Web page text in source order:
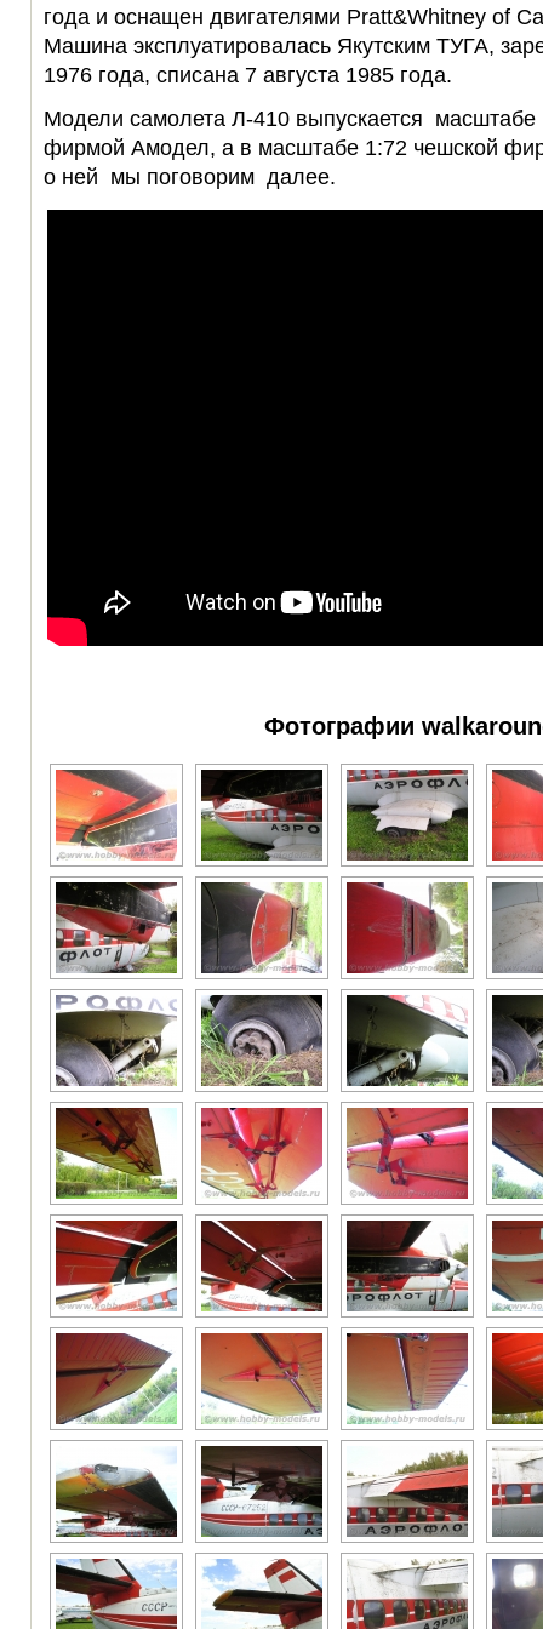
года и оснащен двигателями Pratt&Whitney of
Машина эксплуатировалась Якутским ТУГА,
1976 года, списана 7 августа 1985 года.
Модели самолета Л-410 выпускается масштабе
фирмой Амодел, а в масштабе 1:72 чешской
о ней мы поговорим далее.
Фотографии